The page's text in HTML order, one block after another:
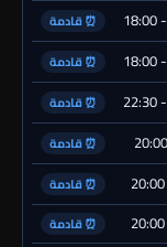
⏰ قادمة
⏰ قادمة
⏰ قادمة
⏰ قادمة
⏰ قادمة
⏰ قادمة